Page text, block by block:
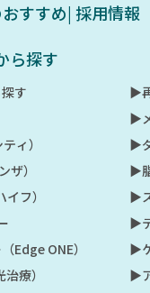
すすめ| 採用情報
ら探す
す
ィ）
ザ）
フ）
Edge ONE）
療）
▶︎
▶︎
▶︎
▶︎
▶︎
▶︎
▶︎
▶︎